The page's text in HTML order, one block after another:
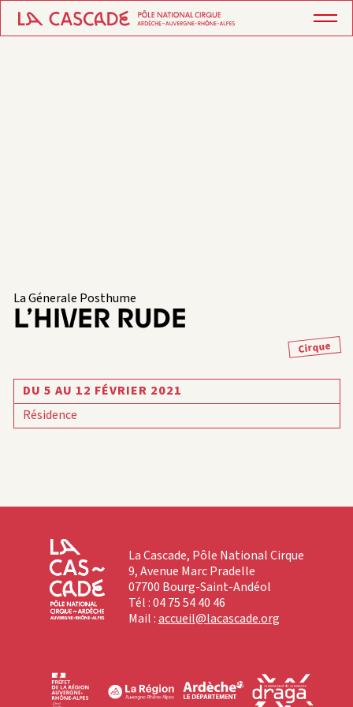
La Génerale Posthume
L’HIVER RUDE
Cirque
DU 5 AU 12 FÉVRIER 2021
Résidence
La Cascade, Pôle National Cirque
9, Avenue Marc Pradelle
07700 Bourg-Saint-Andéol
Tél : 04 75 54 40 46
Mail :accueil@lacascade.org